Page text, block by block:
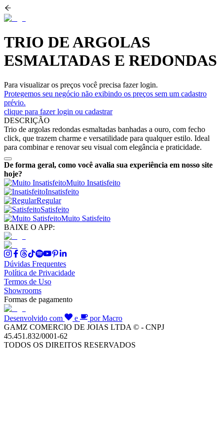
TRIO DE ARGOLAS
ESMALTADAS E REDONDAS
Para visualizar os preços você precisa fazer login.
Protegemos seu negócio não exibindo os preços sem um cadastro
prévio.
clique para fazer login ou cadastrar
DESCRIÇÃO
Trio de argolas redondas esmaltadas banhadas a ouro, com fecho
click, que trazem charme e versatilidade para qualquer estilo. Ideal
para combinar e renovar seu visual com elegância e praticidade.
De forma geral, como você avalia sua experiência em nosso site
hoje?
Muito Insatisfeito
Insatisfeito
Regular
Satisfeito
Muito Satisfeito
BAIXE O APP:
Dúvidas Frequentes
Política de Privacidade
Termos de Uso
Showrooms
Formas de pagamento
Desenvolvido com e
por Macro
GAMZ COMERCIO DE JOIAS LTDA © - CNPJ
45.451.832/0001-62
TODOS OS DIREITOS RESERVADOS